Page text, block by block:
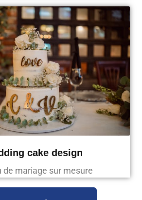
cake design
de mariage sur mesure